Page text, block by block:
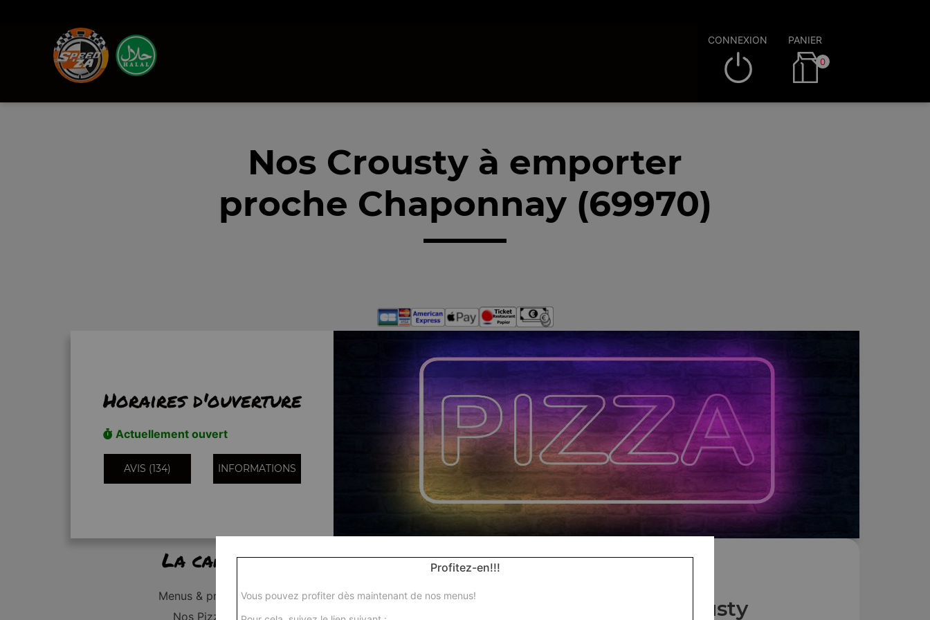
CONNEXION PANIER
0
Nos Crousty à emporter
proche Chaponnay (69970)
Horaires d'ouverture
Actuellement ouvert
AVIS (134) INFORMATIONS
La carte
Menus & promos
Nos Pizzas
Nos Crousty
Profitez-en!!!
Vous pouvez profiter dès maintenant de nos menus!